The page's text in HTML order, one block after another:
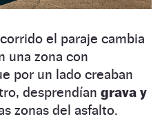
el paraje cambia
una zona con
por un lado creaban
desprendían grava y
zonas del asfalto.